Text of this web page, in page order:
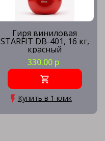
Гиря виниловая
STARFIT DB-401, 16 кг,
красный
330.00 р
Купить в 1 клик